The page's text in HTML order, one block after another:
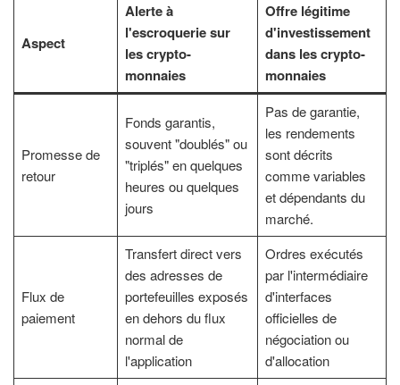
Aspect
Alerte à
l'escroquerie sur
les crypto-
monnaies
Offre légitime
d'investissement
dans les crypto-
monnaies
Promesse de
retour
Fonds garantis,
souvent "doublés" ou
"triplés" en quelques
heures ou quelques
jours
Pas de garantie,
les rendements
sont décrits
comme variables
et dépendants du
marché.
Flux de
paiement
Transfert direct vers
des adresses de
portefeuilles exposés
en dehors du flux
normal de
l'application
Ordres exécutés
par l'intermédiaire
d'interfaces
officielles de
négociation ou
d'allocation